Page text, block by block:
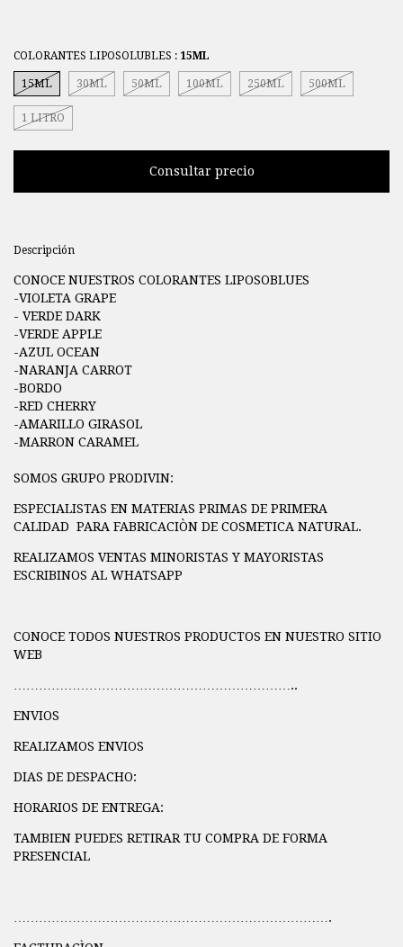
COLORANTES LIPOSOLUBLES : 15ML
15ML 30ML 50ML 100ML 250ML 500ML
1 LITRO
Descripción
CONOCE NUESTROS COLORANTES LIPOSOBLUES
-VIOLETA GRAPE
- VERDE DARK
-VERDE APPLE
-AZUL OCEAN
-NARANJA CARROT
-BORDO
-RED CHERRY
-AMARILLO GIRASOL
-MARRON CARAMEL
SOMOS GRUPO PRODIVIN:
ESPECIALISTAS EN MATERIAS PRIMAS DE PRIMERA
CALIDAD PARA FABRICACIÒN DE COSMETICA NATURAL.
REALIZAMOS VENTAS MINORISTAS Y MAYORISTAS
ESCRIBINOS AL WHATSAPP
CONOCE TODOS NUESTROS PRODUCTOS EN NUESTRO SITIO
WEB
…………………………………………………………..
ENVIOS
REALIZAMOS ENVIOS
DIAS DE DESPACHO:
HORARIOS DE ENTREGA:
TAMBIEN PUEDES RETIRAR TU COMPRA DE FORMA
PRESENCIAL
………………………………………………………………….